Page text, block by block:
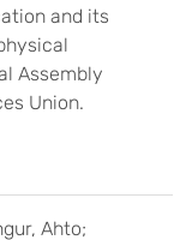
and its
Assembly
Union.
Ahto;